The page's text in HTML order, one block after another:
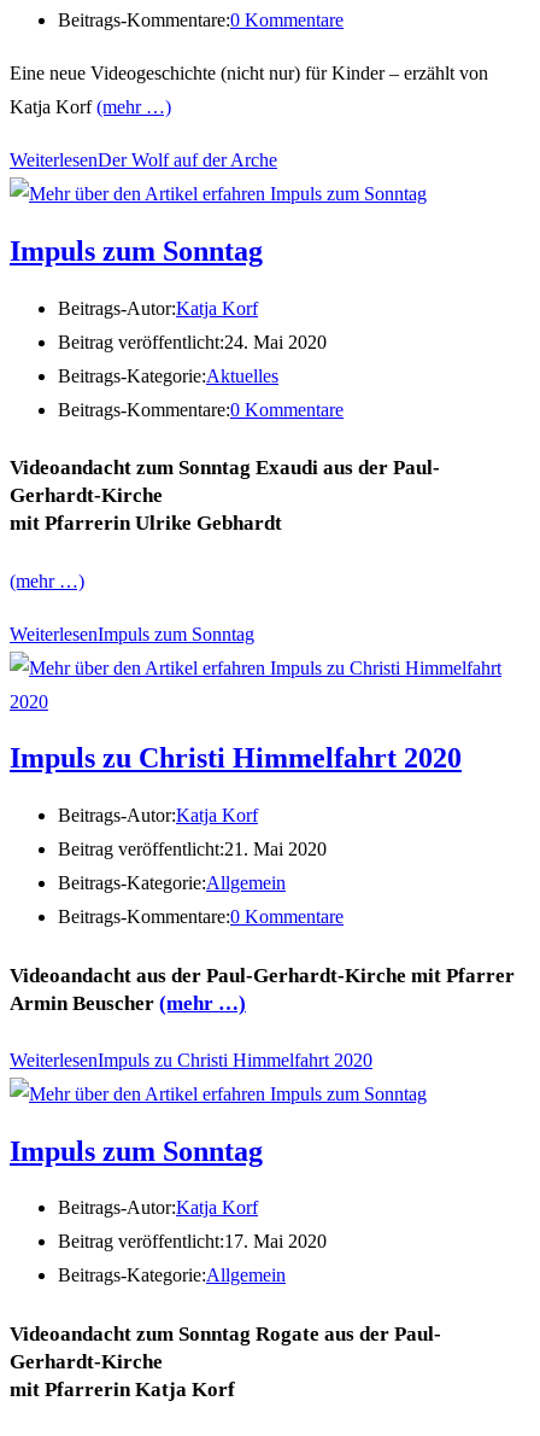
Beitrags-Kommentare:0 Kommentare
Eine neue Videogeschichte (nicht nur) für Kinder – erzählt von
Katja Korf(mehr …)
WeiterlesenDer Wolf auf der Arche
Impuls zum Sonntag
Beitrags-Autor:Katja Korf
Beitrag veröffentlicht:24. Mai 2020
Beitrags-Kategorie:Aktuelles
Beitrags-Kommentare:0 Kommentare
Videoandacht zum Sonntag Exaudi aus der Paul-
Gerhardt-Kirche
mit Pfarrerin Ulrike Gebhardt
(mehr …)
WeiterlesenImpuls zum Sonntag
Impuls zu Christi Himmelfahrt 2020
Beitrags-Autor:Katja Korf
Beitrag veröffentlicht:21. Mai 2020
Beitrags-Kategorie:Allgemein
Beitrags-Kommentare:0 Kommentare
Videoandacht aus der Paul-Gerhardt-Kirche mit Pfarrer
Armin Beuscher (mehr …)
WeiterlesenImpuls zu Christi Himmelfahrt 2020
Impuls zum Sonntag
Beitrags-Autor:Katja Korf
Beitrag veröffentlicht:17. Mai 2020
Beitrags-Kategorie:Allgemein
Videoandacht zum Sonntag Rogate aus der Paul-
Gerhardt-Kirche
mit Pfarrerin Katja Korf